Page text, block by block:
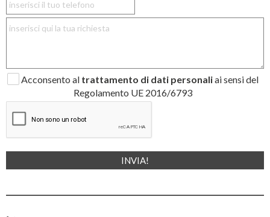
Acconsento al trattamento di dati personaliai sensi del
Regolamento UE 2016/6793